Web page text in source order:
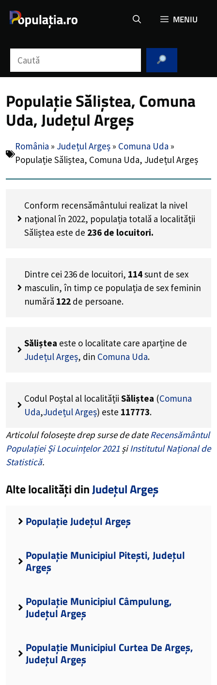
MENIU
Populație Săliștea, Comuna
Uda, Județul Argeș
România » Județul Argeș » Comuna Uda »
Populație Săliștea, Comuna Uda, Județul Argeș
Conform recensământului realizat la nivel
național în 2022, populația totală a localității
Săliștea este de 236 de locuitori.
Dintre cei 236 de locuitori, 114sunt de sex
masculin, în timp ce populația de sex feminin
numără 122 de persoane.
Săliștea este o localitate care aparține de
Județul Argeș, din Comuna Uda.
Codul Poștal al localității Săliștea (Comuna
Uda,Județul Argeș) este 117773.
Articolul folosește drep surse de dateRecensământul
Populației Și Locuințelor 2021 șiInstitutul Național de
Statistică.
Alte localități dinJudețul Argeș
Populație Județul Argeș
Populație Municipiul Pitești, Județul
Argeș
Populație Municipiul Câmpulung,
Județul Argeș
Populație Municipiul Curtea De Argeș,
Județul Argeș